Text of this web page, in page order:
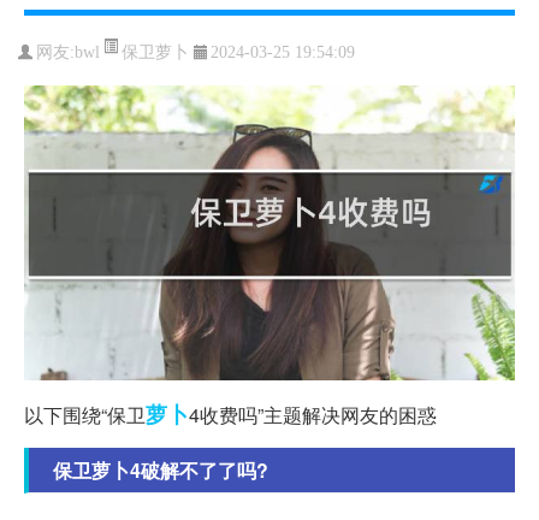
网友:bwl 保卫萝卜 2024-03-25 19:54:09
以下围绕“保卫萝卜4收费吗”主题解决网友的困惑
保卫萝卜4破解不了了吗?